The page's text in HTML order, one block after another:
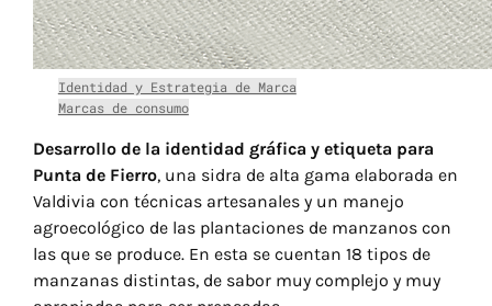
Identidad y Estrategia de Marca
Marcas de consumo
Desarrollo de la identidad gráfica y etiqueta para
Punta de Fierro, una sidra de alta gama elaborada en
Valdivia con técnicas artesanales y un manejo
agroecológico de las plantaciones de manzanos con
las que se produce. En esta se cuentan 18 tipos de
manzanas distintas, de sabor muy complejo y muy